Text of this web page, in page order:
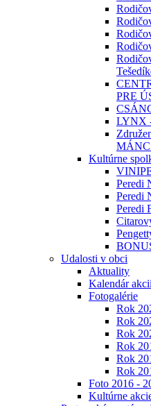
PRE
LYNX
Kultúrne
Peredi
Peredi
Peredi
Udalosti v obci
Aktuality
Kalendár
Fotogalérie
Rok
Rok
Rok
Rok
Rok
Rok
Foto 2016 -
Kultúrne